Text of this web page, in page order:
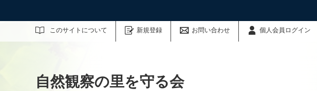
このサイトについて 新規登録 お問い合わせ 個人会員ログイン
サイト内検索
自然観察の里を守る会